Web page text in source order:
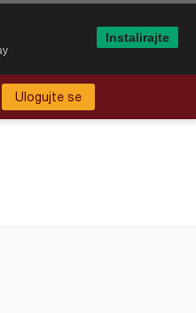
Ulogujte se
Instalirajte